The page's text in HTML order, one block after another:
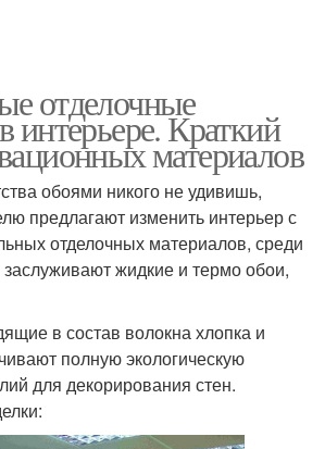
отделочные
интерьере. Краткий
материалов
обоями никого не удивишь,
предлагают изменить интерьер с
отделочных материалов, среди
жидкие и термо обои,
в состав волокна хлопка и
полную экологическую
для декорирования стен.